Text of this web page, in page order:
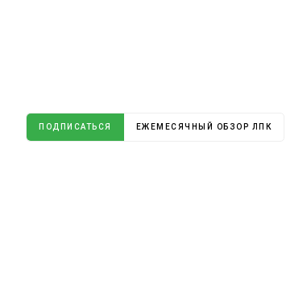
ПОДПИСАТЬСЯ ЕЖЕМЕСЯЧНЫЙ ОБЗОР ЛПК